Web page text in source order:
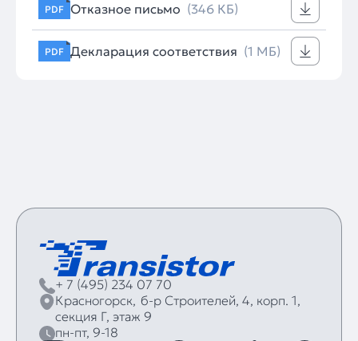
PDF Отказное письмо (346 КБ)
PDF Декларация соответствия (1 МБ)
+ 7 (495) 234 07 70
Красногорск, б‑р Строителей, 4, корп. 1,
секция Г, этаж 9
пн-пт, 9-18